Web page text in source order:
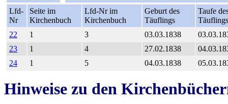
Lfd-
Nr
Seite im
Kirchenbuch
Lfd-Nr im
Kirchenbuch
Geburt des
Täuflings
Taufe
Täuflings
22
1 3 03.03.1838
23
1 4 27.02.1838
24
1 5 04.03.1838
Hinweise zu den